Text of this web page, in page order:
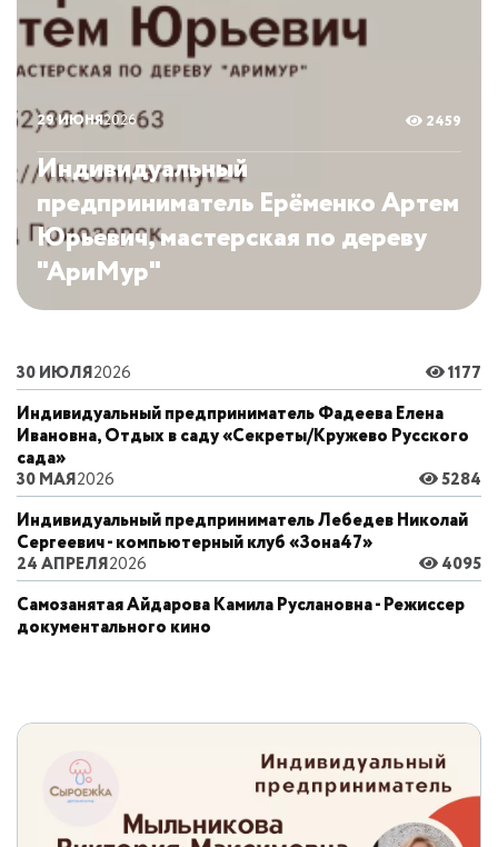
29 ИЮНЯ2026 2459
Индивидуальный
предприниматель Ерёменко Артем
Юрьевич, мастерская по дереву
"АриМур"
30 ИЮЛЯ2026 1177
Индивидуальный предприниматель Фадеева Елена
Ивановна, Отдых в саду «Секреты/Кружево Русского
сада»
30 МАЯ2026 5284
Индивидуальный предприниматель Лебедев Николай
Сергеевич - компьютерный клуб «Зона47»
24 АПРЕЛЯ2026 4095
Самозанятая Айдарова Камила Руслановна - Режиссер
документального кино